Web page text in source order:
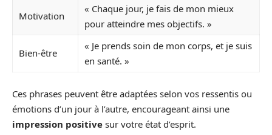
Motivation
« Chaque jour, je fais de mon mieux
pour atteindre mes objectifs. »
Bien-être
« Je prends soin de mon corps, et je suis
en santé. »
Ces phrases peuvent être adaptées selon vos ressentis ou
émotions d’un jour à l’autre, encourageant ainsi une
impression positive sur votre état d’esprit.